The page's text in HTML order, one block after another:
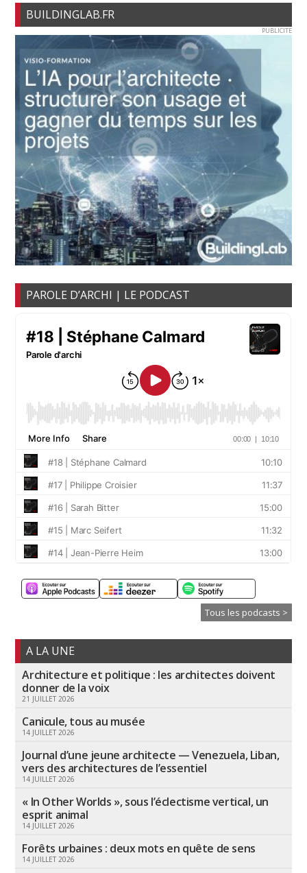
BUILDINGLAB.FR
PUBLICITE
PAROLE D’ARCHI | LE PODCAST
Tous les podcasts >
A LA UNE
Architecture et politique : les architectes doivent
donner de la voix
21 JUILLET 2026
Canicule, tous au musée
14 JUILLET 2026
Journal d’une jeune architecte — Venezuela, Liban,
vers des architectures de l’essentiel
14 JUILLET 2026
« In Other Worlds », sous l’éclectisme vertical, un
esprit animal
14 JUILLET 2026
Forêts urbaines : deux mots en quête de sens
14 JUILLET 2026